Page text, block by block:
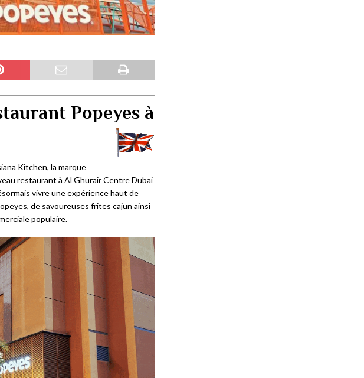
Popeyes à
Kitchen, la marque
restaurant à Al Ghurair Centre Dubai
vivre une expérience haut de
de savoureuses frites cajun ainsi
populaire.